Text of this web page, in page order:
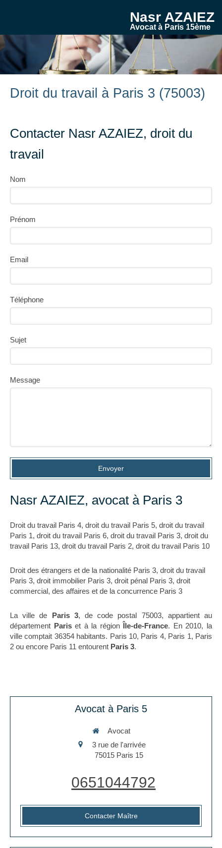
Nasr AZAIEZ
Avocat à Paris 15ème
Droit du travail à Paris 3 (75003)
Contacter Nasr AZAIEZ, droit du
travail
Nom
Prénom
Email
Téléphone
Sujet
Message
Envoyer
Nasr AZAIEZ, avocat à Paris 3
Droit du travail Paris 4, droit du travail Paris 5, droit du travail
Paris 1, droit du travail Paris 6, droit du travail Paris 3, droit du
travail Paris 13, droit du travail Paris 2, droit du travail Paris 10
Droit des étrangers et de la nationalité Paris 3, droit du travail
Paris 3, droit immobilier Paris 3, droit pénal Paris 3, droit
commercial, des affaires et de la concurrence Paris 3
La ville de Paris 3, de code postal 75003, appartient au
département Pariset à la région Île-de-France. En 2010, la
ville comptait 36354 habitants. Paris 10, Paris 4, Paris 1, Paris
2 ou encore Paris 11 entourent Paris 3.
Avocat à Paris 5
Avocat
3 rue de l'arrivée
75015 Paris 15
0651044792
Contacter Maître